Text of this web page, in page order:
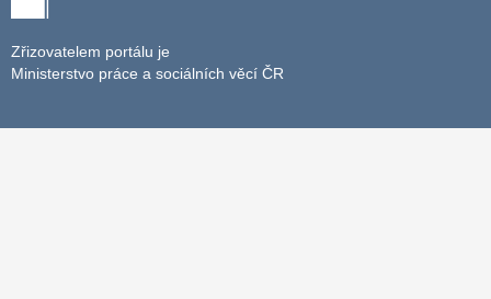
Zřizovatelem portálu je
Ministerstvo práce a sociálních věcí ČR